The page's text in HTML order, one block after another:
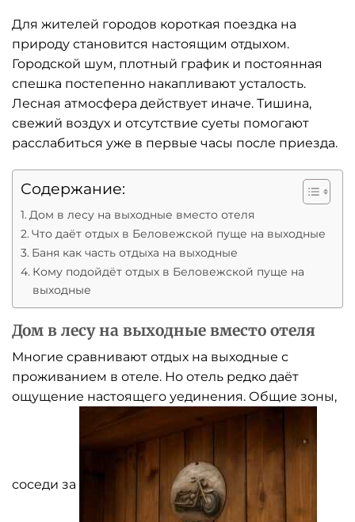
Для жителей городов короткая поездка на
природу становится настоящим отдыхом.
Городской шум, плотный график и постоянная
спешка постепенно накапливают усталость.
Лесная атмосфера действует иначе. Тишина,
свежий воздух и отсутствие суеты помогают
расслабиться уже в первые часы после приезда.
Содержание:
Дом в лесу на выходные вместо отеля
Что даёт отдых в Беловежской пуще на выходные
Баня как часть отдыха на выходные
Кому подойдёт отдых в Беловежской пуще на
выходные
Дом в лесу на выходные вместо отеля
Многие сравнивают отдых на выходные с
проживанием в отеле. Но отель редко даёт
ощущение настоящего уединения. Общие зоны,
соседи за